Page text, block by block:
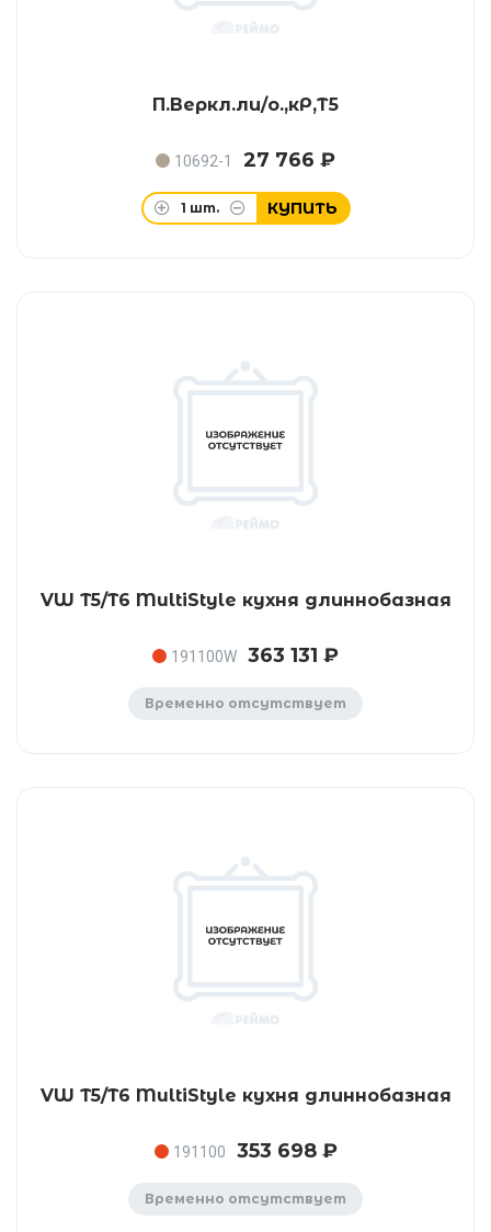
П.Веркл.ли/о.,кР,Т5
10692-1 27 766 ₽
1 шт. КУПИТЬ
VW T5/T6 MultiStyle кухня длиннобазная
191100W 363 131 ₽
Временно отсутствует
VW T5/T6 MultiStyle кухня длиннобазная
191100 353 698 ₽
Временно отсутствует